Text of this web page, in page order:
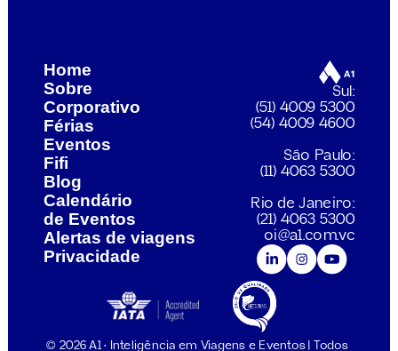
Home
Sobre
Corporativo
Férias
Eventos
Fifi
Blog
Calendário
de Eventos
Alertas de viagens
Privacidade
Sul:
(51) 4009 5300
(54) 4009 4600
São Paulo:
(11) 4063 5300
Rio de Janeiro:
(21) 4063 5300
oi@a1.com.vc
© 2026 A1 • Inteligência em Viagens e Eventos | Todos